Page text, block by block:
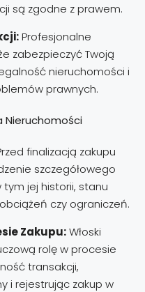
są zgodne z prawem.
Profesjonalne
zabezpieczyć Twoją
nieruchomości i
prawnych.
Nieruchomości
finalizacją zakupu
szczegółowego
jej historii, stanu
czy ograniczeń.
Zakupu:Włoski
rolę w procesie
transakcji,
i rejestrując zakup w